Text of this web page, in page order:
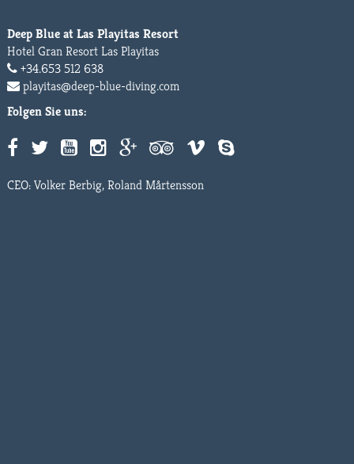
Deep Blue at Las Playitas Resort
Hotel Gran Resort Las Playitas
+34.653 512 638
playitas@deep-blue-diving.com
Folgen Sie uns:
CEO: Volker Berbig, Roland Mårtensson